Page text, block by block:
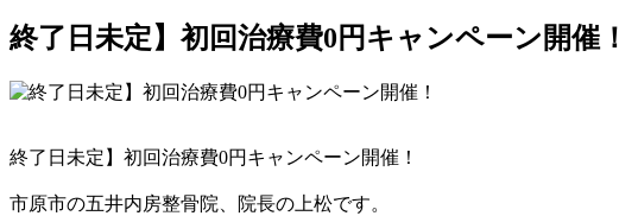
終了日未定】初回治療費0円キャンペーン開催！
終了日未定】初回治療費0円キャンペーン開催！
市原市の五井内房整骨院、院長の上松です。